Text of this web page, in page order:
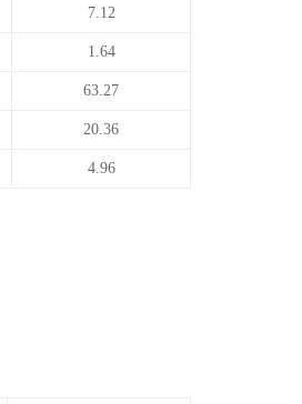
7.12
1.64
63.27
20.36
4.96